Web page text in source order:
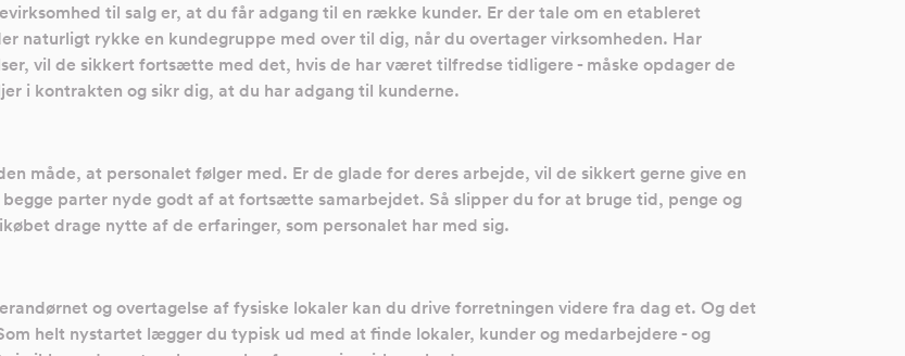
til salg er, at du får adgang til en række kunder. Er der tale om en etableret
naturligt rykke en kundegruppe med over til dig, når du overtager virksomheden. Har
vil de sikkert fortsætte med det, hvis de har været tilfredse tidligere - måske opdager de
i kontrakten og sikr dig, at du har adgang til kunderne.
måde, at personalet følger med. Er de glade for deres arbejde, vil de sikkert gerne give en
parter nyde godt af at fortsætte samarbejdet. Så slipper du for at bruge tid, penge og
drage nytte af de erfaringer, som personalet har med sig.
og overtagelse af fysiske lokaler kan du drive forretningen videre fra dag et. Og det
helt nystartet lægger du typisk ud med at finde lokaler, kunder og medarbejdere - og